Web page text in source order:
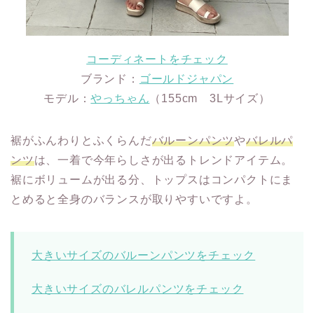
コーディネートをチェック
ブランド： ゴールドジャパン
モデル：やっちゃん （155cm 3Lサイズ）
裾がふんわりとふくらんだバルーンパンツやバレルパ
ンツは、一着で今年らしさが出るトレンドアイテム。
裾にボリュームが出る分、トップスはコンパクトにま
とめると全身のバランスが取りやすいですよ。
大きいサイズのバルーンパンツをチェック
大きいサイズのバレルパンツをチェック